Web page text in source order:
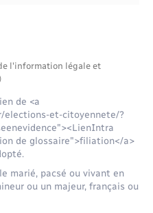
de l’espace
l'information légale et
de <a
elections-et-citoyennete/?
de glossaire">filiation</a>
marié, pacsé ou vivant en
ou un majeur, français ou